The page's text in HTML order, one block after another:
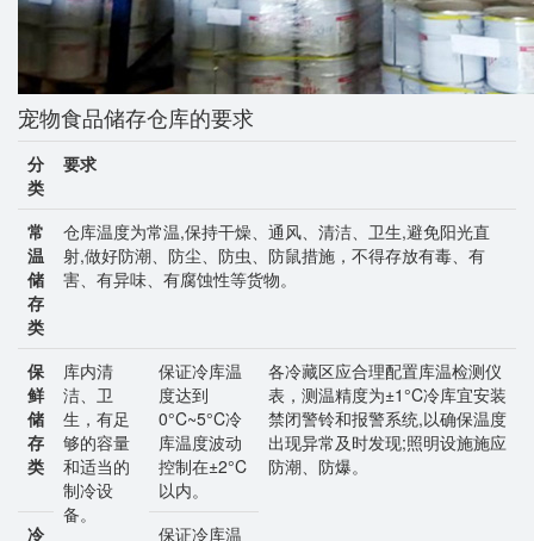
宠物食品储存仓库的要求
分
类
要求
常
温
储
存
类
仓库温度为常温,保持干燥、通风、清洁、卫生,避免阳光直
射,做好防潮、防尘、防虫、防鼠措施，不得存放有毒、有
害、有异味、有腐蚀性等货物。
保
鲜
储
存
类
库内清
洁、卫
生，有足
够的容量
和适当的
制冷设
备。
保证冷库温
度达到
0°C~5°C冷
库温度波动
控制在±2°C
以内。
各冷藏区应合理配置库温检测仪
表，测温精度为±1°C冷库宜安装
禁闭警铃和报警系统,以确保温度
出现异常及时发现;照明设施施应
防潮、防爆。
冷
保证冷库温